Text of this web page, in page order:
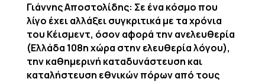
Γιάννης Αποστολίδης: Σε ένα κόσμο που
λίγο έχει αλλάξει συγκριτικά με τα χρόνια
του Κέισμεντ, όσον αφορά την ανελευθερία
(Ελλάδα 108η χώρα στην ελευθερία λόγου),
την καθημερινή καταδυνάστευση και
καταλήστευση εθνικών πόρων από τους